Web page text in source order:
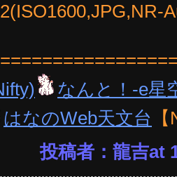
なんと！-e星
はなのWeb天文台
投稿者：龍吉at